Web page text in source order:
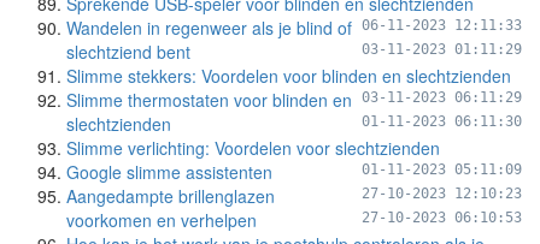
06-11-2023 12:11:33
Wandelen in regenweer als je blind of
slechtziend bent
03-11-2023 01:11:29
Slimme stekkers: Voordelen voor blinden en slechtzienden
03-11-2023 06:11:29
Slimme thermostaten voor blinden en
slechtzienden
01-11-2023 06:11:30
Slimme verlichting: Voordelen voor slechtzienden
01-11-2023 05:11:09
Google slimme assistenten
27-10-2023 12:10:23
Aangedampte brillenglazen
voorkomen en verhelpen
27-10-2023 06:10:53